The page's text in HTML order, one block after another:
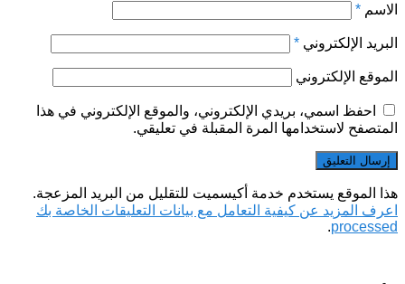
الاسم *
البريد الإلكتروني *
الموقع الإلكتروني
احفظ اسمي، بريدي الإلكتروني، والموقع الإلكتروني في هذا
المتصفح لاستخدامها المرة المقبلة في تعليقي.
هذا الموقع يستخدم خدمة أكيسميت للتقليل من البريد المزعجة.
اعرف المزيد عن كيفية التعامل مع بيانات التعليقات الخاصة بك
processed
.